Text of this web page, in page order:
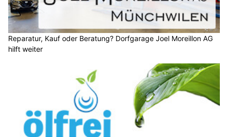
Reparatur, Kauf oder Beratung? Dorfgarage Joel Moreillon AG
hilft weiter